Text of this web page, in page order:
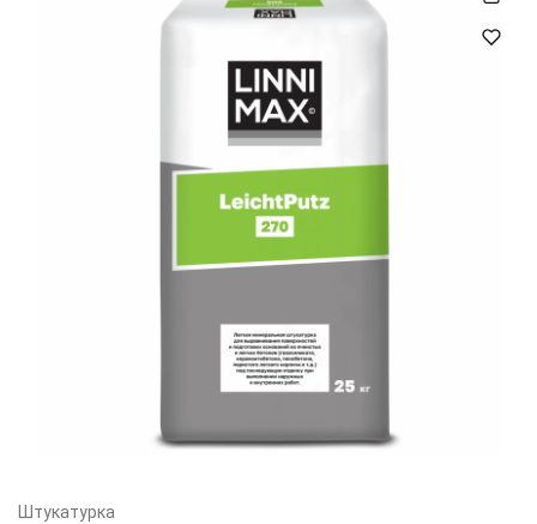
Штукатурка